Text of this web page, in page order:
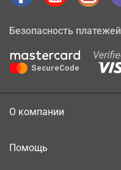
Безопасность платежей
О компании
Помощь